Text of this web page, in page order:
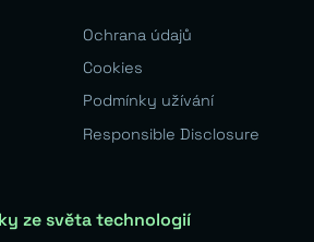
Ochrana údajů
Cookies
Podmínky užívání
Responsible Disclosure
ze světa technologií